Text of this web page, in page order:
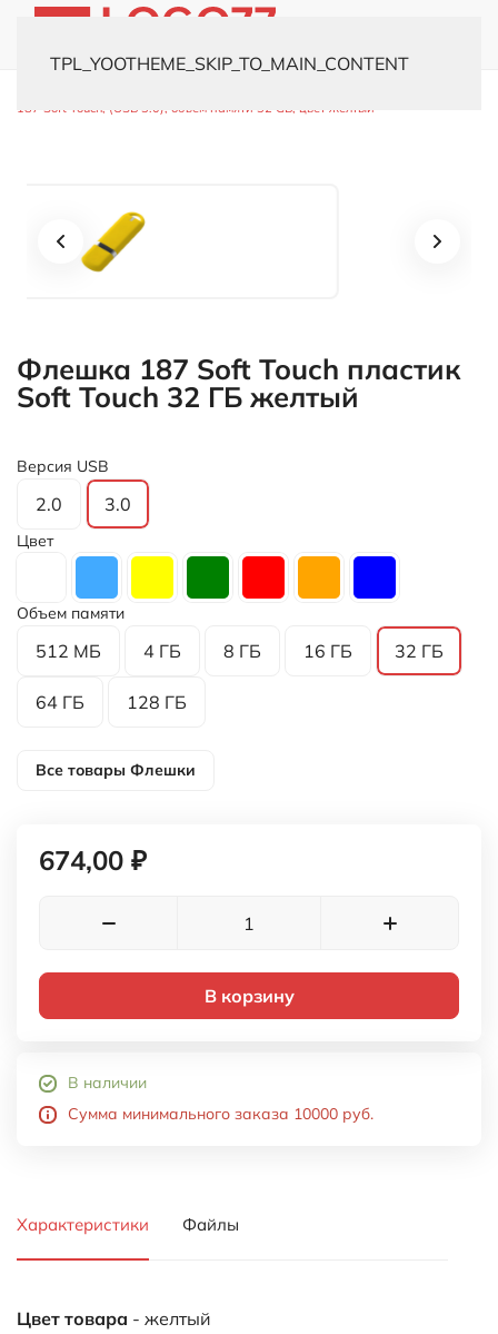
TPL_YOOTHEME_SKIP_TO_MAIN_CONTENT
187 Soft Touch, (USB 3.0), объем памяти 32 GB, цвет желтый
Флешка 187 Soft Touch пластик
Soft Touch 32 ГБ желтый
Версия USB
2.0 3.0
Цвет
Объем памяти
512 МБ 4 ГБ 8 ГБ 16 ГБ 32 ГБ
64 ГБ 128 ГБ
Все товары Флешки
674,00 ₽
В корзину
В наличии
Сумма минимального заказа 10000 руб.
Характеристики Файлы
Цвет товара - желтый